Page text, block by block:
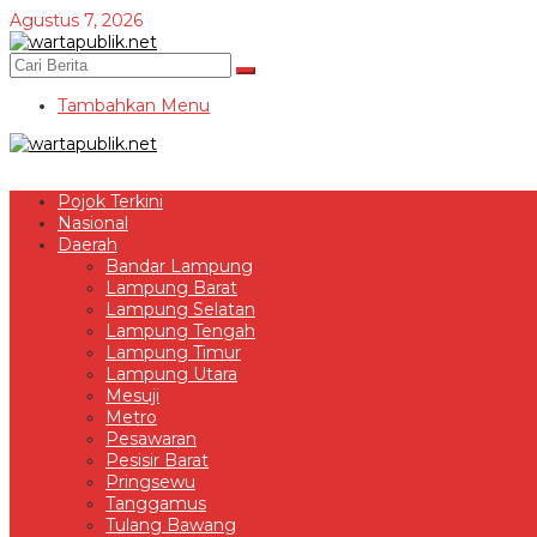
Lewati
ke
konten
Agustus 7, 2026
Tambahkan Menu
Pojok Terkini
Nasional
Daerah
Bandar Lampung
Lampung Barat
Lampung Selatan
Lampung Tengah
Lampung Timur
Lampung Utara
Mesuji
Metro
Pesawaran
Pesisir Barat
Pringsewu
Tanggamus
Tulang Bawang